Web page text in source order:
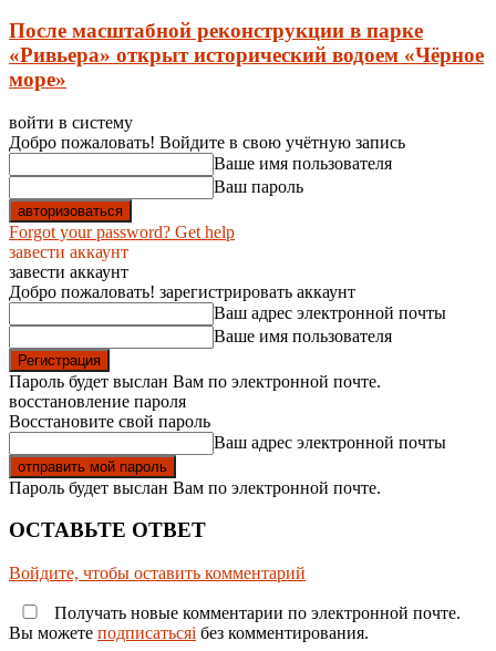
После масштабной реконструкции в парке
«Ривьера» открыт исторический водоем «Чёрное
море»
войти в систему
Добро пожаловать! Войдите в свою учётную запись
Ваше имя пользователя
Ваш пароль
Forgot your password? Get help
завести аккаунт
завести аккаунт
Добро пожаловать! зарегистрировать аккаунт
Ваш адрес электронной почты
Ваше имя пользователя
Пароль будет выслан Вам по электронной почте.
восстановление пароля
Восстановите свой пароль
Ваш адрес электронной почты
Пароль будет выслан Вам по электронной почте.
ОСТАВЬТЕ ОТВЕТ
Войдите, чтобы оставить комментарий
Получать новые комментарии по электронной почте.
Вы можете подписатьсяi без комментирования.